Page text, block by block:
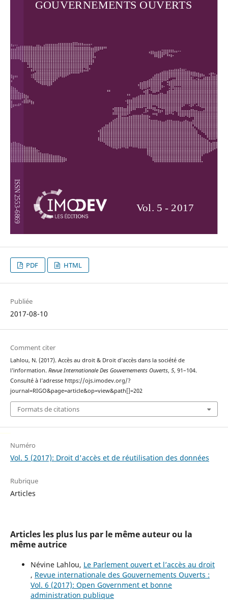
PDF HTML
Publiée
2017-08-10
Comment citer
Lahlou, N. (2017). Accès au droit & Droit d’accès dans la société de
l’information. Revue Internationale Des Gouvernements Ouverts, 5, 91–104.
Consulté à l’adresse https://ojs.imodev.org/?
journal=RIGO&page=article&op=view&path[]=202
Formats de citations
Numéro
Vol. 5 (2017): Droit d'accès et de réutilisation des données
Rubrique
Articles
Articles les plus lus par le même auteur ou la
même autrice
Névine Lahlou, Le Parlement ouvert et l’accès au droit
, Revue internationale des Gouvernements Ouverts :
Vol. 6 (2017): Open Government et bonne
administration publique